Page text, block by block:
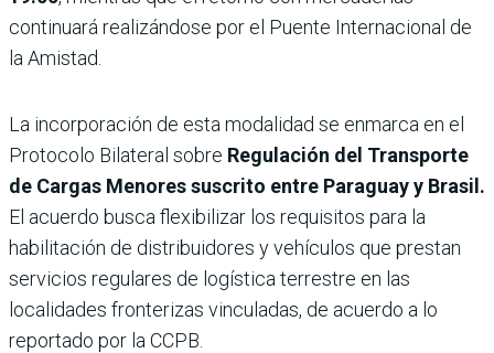
continuará realizándose por el Puente Internacional de
la Amistad.
La incorporación de esta modalidad se enmarca en el
Protocolo Bilateral sobre Regulación del Transporte
de Cargas Menores suscrito entre Paraguay y Brasil.
El acuerdo busca flexibilizar los requisitos para la
habilitación de distribuidores y vehículos que prestan
servicios regulares de logística terrestre en las
localidades fronterizas vinculadas, de acuerdo a lo
reportado por la CCPB.